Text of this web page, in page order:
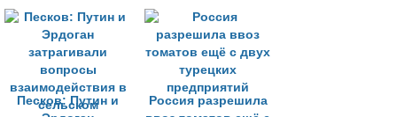
Песков: Путин и
Россия разрешила